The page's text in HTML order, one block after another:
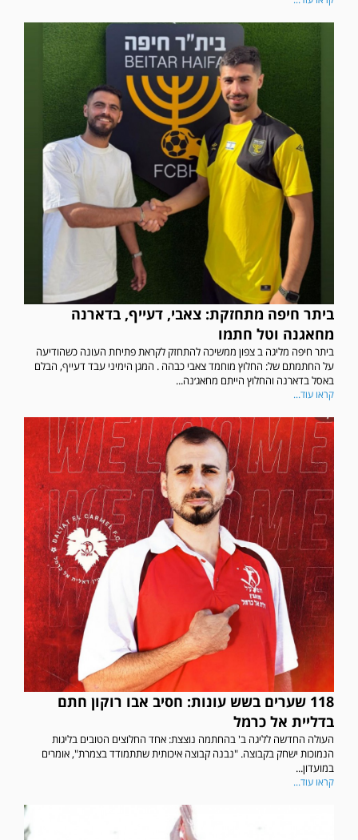
ביתר חיפה מתחזקת: צאבי, דעייף, בדארנה
מחאגנה וטל חתמו
ביתר חיפה מליגה ב צפון ממשיכה להתחזק לקראת פתיחת העונה כשהודיעה
על החתמתם של: החלוץ מוחמד צאבי כבהה . המגן הימיני עבד דעייף, הבלם
באסל בדארנה והחלוץ הייתם מחאג׳נה...
קראו עוד...
118 שערים בשש עונות: חסיב אבו רוקון חתם
בדליית אל כרמל
העולה החדשה לליגה ב' בהחתמה נוצצת: אחד החלוצים הטובים בליגות
הנמוכות ישחק בקבוצה. "נבנה קבוצה איכותית שתתמודד בצמרת", אומרים
במועדון...
קראו עוד...